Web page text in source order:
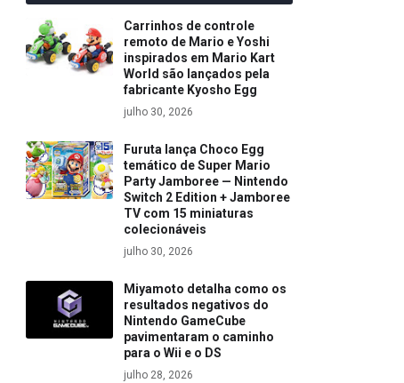
Carrinhos de controle
remoto de Mario e Yoshi
inspirados em Mario Kart
World são lançados pela
fabricante Kyosho Egg
julho 30, 2026
Furuta lança Choco Egg
temático de Super Mario
Party Jamboree — Nintendo
Switch 2 Edition + Jamboree
TV com 15 miniaturas
colecionáveis
julho 30, 2026
Miyamoto detalha como os
resultados negativos do
Nintendo GameCube
pavimentaram o caminho
para o Wii e o DS
julho 28, 2026